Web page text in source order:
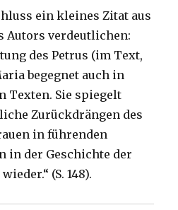
ein kleines Zitat aus
Autors verdeutlichen:
des Petrus (im Text,
begegnet auch in
Texten. Sie spiegelt
Zurückdrängen des
in führenden
in der Geschichte der
(S. 148).